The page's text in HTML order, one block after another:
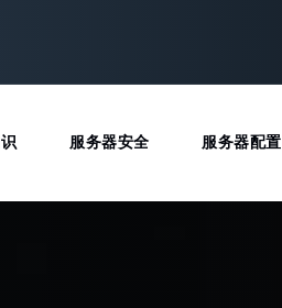
服务器安全 服务器配置